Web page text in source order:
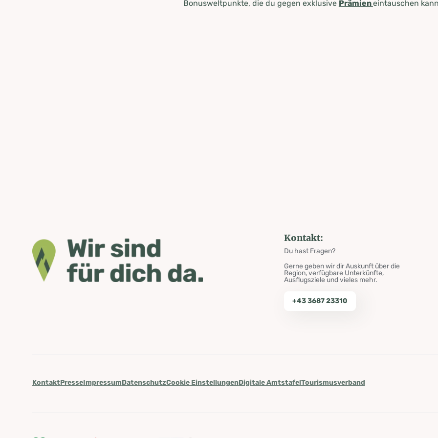
Bonusweltpunkte, die du gegen exklusive Prämieneintauschen
Kontakt:
Du hast Fragen?
Gerne geben wir dir Auskunft über die
Region, verfügbare Unterkünfte,
Ausflugsziele und vieles mehr.
+43 3687 23310
KontaktPresseImpressumDatenschutzCookie EinstellungenDigitale AmtstafelTourismusverband